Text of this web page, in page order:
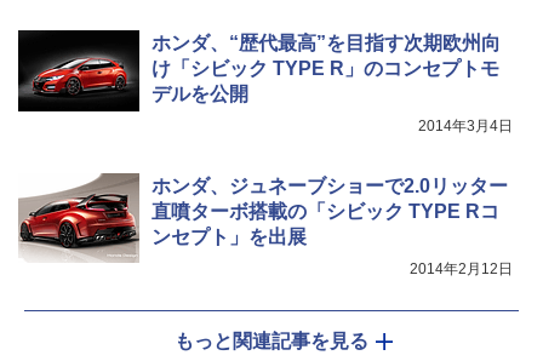
ホンダ、“歴代最高”を目指す次期欧州向
け「シビック TYPE R」のコンセプトモ
デルを公開
2014年3月4日
ホンダ、ジュネーブショーで2.0リッター
直噴ターボ搭載の「シビック TYPE Rコ
ンセプト」を出展
2014年2月12日
もっと関連記事を見る